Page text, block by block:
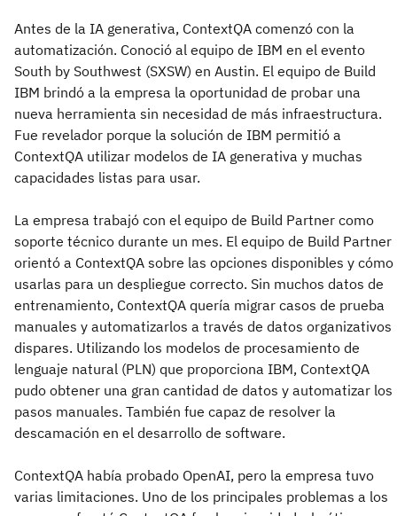
Antes de la IA generativa, ContextQA comenzó con la
automatización. Conoció al equipo de IBM en el evento
South by Southwest (SXSW) en Austin. El equipo de Build
IBM brindó a la empresa la oportunidad de probar una
nueva herramienta sin necesidad de más infraestructura.
Fue revelador porque la solución de IBM permitió a
ContextQA utilizar modelos de IA generativa y muchas
capacidades listas para usar.
La empresa trabajó con el equipo de Build Partner como
soporte técnico durante un mes. El equipo de Build Partner
orientó a ContextQA sobre las opciones disponibles y cómo
usarlas para un despliegue correcto. Sin muchos datos de
entrenamiento, ContextQA quería migrar casos de prueba
manuales y automatizarlos a través de datos organizativos
dispares. Utilizando los modelos de procesamiento de
lenguaje natural (PLN) que proporciona IBM, ContextQA
pudo obtener una gran cantidad de datos y automatizar los
pasos manuales. También fue capaz de resolver la
descamación en el desarrollo de software.
ContextQA había probado OpenAI, pero la empresa tuvo
varias limitaciones. Uno de los principales problemas a los